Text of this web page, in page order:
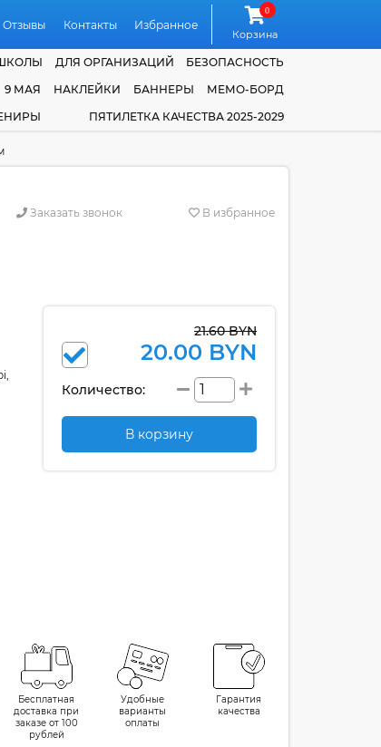
Отзывы Контакты Избранное
0
Корзина
ДЛЯ ОРГАНИЗАЦИЙ
БЕЗОПАСНОСТЬ
9 МАЯ НАКЛЕЙКИ БАННЕРЫ
МЕМО-БОРД
ПЯТИЛЕТКА КАЧЕСТВА 2025-2029
Заказать звонок В избранное
21.60 BYN
20.00 BYN
Количество:
В корзину
Бесплатная
доставка при
заказе от 100
рублей
Удобные
варианты
оплаты
Гарантия
качества